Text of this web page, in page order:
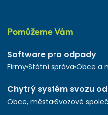
Pomůžeme Vám
Software pro odpady
Firmy Státní správa Obce a
Chytrý systém svozu
Obce, města Svozové